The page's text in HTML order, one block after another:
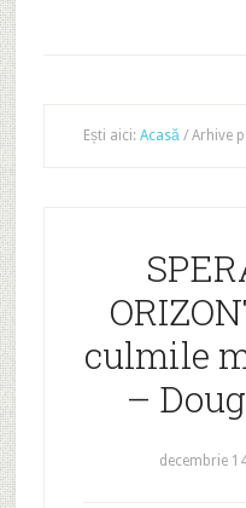
Ești aici: Acasă /Arhive
culmile
–
decembrie